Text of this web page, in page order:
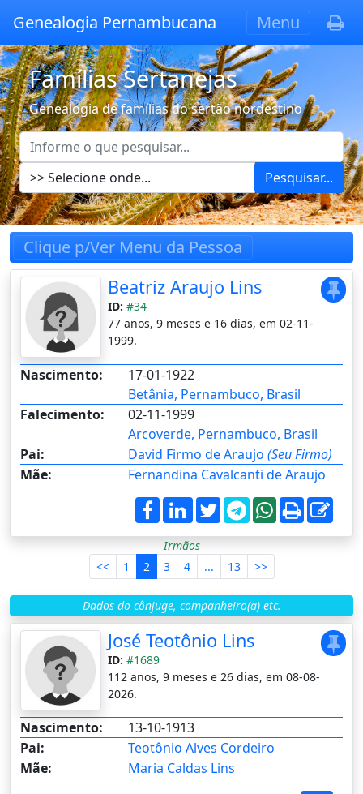
Genealogia Pernambucana Menu
Famílias Sertanejas
Genealogia de famílias do sertão nordestino
Pesquisar...
Clique p/Ver Menu da Pessoa
Beatriz Araujo Lins
ID: #34
77 anos, 9 meses e 16 dias, em 02-11-
1999.
Nascimento:
17-01-1922
Betânia, Pernambuco, Brasil
Falecimento:
02-11-1999
Arcoverde, Pernambuco, Brasil
Pai:
David Firmo de Araujo (Seu Firmo)
Mãe:
Fernandina Cavalcanti de Araujo
Irmãos
<<
1 2 3 4 ... 13 >>
Dados do cônjuge, companheiro(a) etc.
José Teotônio Lins
ID: #1689
112 anos, 9 meses e 26 dias, em 08-08-
2026.
Nascimento:
13-10-1913
Pai:
Teotônio Alves Cordeiro
Mãe:
Maria Caldas Lins